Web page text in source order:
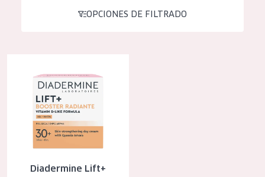
Piel menopáusica
Crema de noche
Crema de ojos
Sérum
OPCIONES DE FILTRADO
Diadermine Lift+